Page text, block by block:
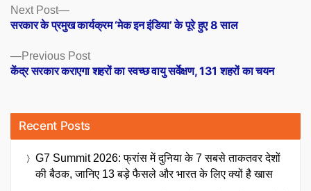
Posts
navigation
Previous PostPrevious
post:
केंद्र सरकार कराएगा शहरों का स्वच्छ वायु सर्वेक्षण, 131 शहरों का चयन
Next Post
Next
post:
सरकार के प्रमुख कार्यक्रम ‘मेक इन इंडिया’ के पूरे हुए 8 साल
Recent Posts
G7 Summit 2026: फ्रांस में दुनिया के 7 सबसे ताकतवर देशों
की बैठक, जानिए 13 बड़े फैसले और भारत के लिए क्यों है खास